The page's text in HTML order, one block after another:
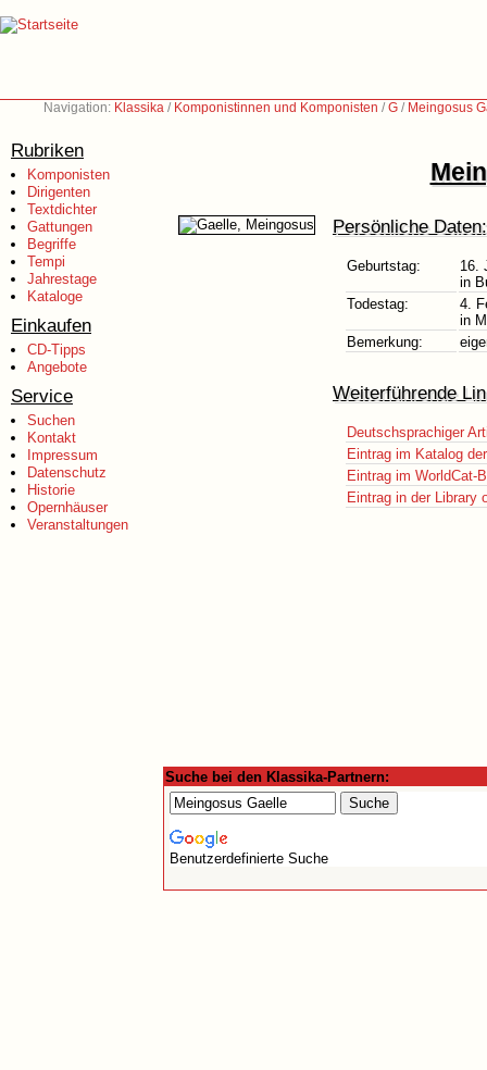
Navigation: Klassika / Komponistinnen und Komponisten /G / Meingosus
Rubriken
Komponisten
Dirigenten
Textdichter
Gattungen
Begriffe
Tempi
Jahrestage
Kataloge
Einkaufen
CD-Tipps
Angebote
Service
Suchen
Kontakt
Impressum
Datenschutz
Historie
Opernhäuser
Veranstaltungen
Persönliche Daten:
Geburtstag:
16.
in
Todestag:
4.
in
Bemerkung:
Weiterführende
Deutschsprachiger
Eintrag im Katalog
Eintrag im WorldCat-
Eintrag in der Library
Suche bei den Klassika-Partnern:
Benutzerdefinierte Suche